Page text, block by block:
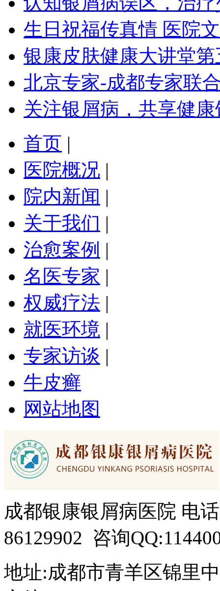
生日祝福传真情 医院
银康皮肤健康大讲堂第
北京专家-成都专家联
关注银屑病，共享健
首页 |
医院概况 |
院内新闻 |
关于我们 |
治愈案例 |
名医专家 |
权威疗法 |
就医环境 |
专家访谈 |
牛皮癣
网站地图
成都银康银屑病医院 电
86129902 咨询
地址:成都市青羊区锦里